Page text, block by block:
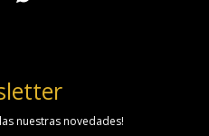
nuestras novedades!